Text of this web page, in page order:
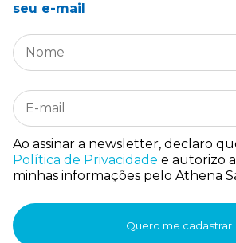
seu e-mail
Ao assinar a newsletter, declaro
Política de Privacidade e autorizo
minhas informações pelo Athena
Quero me cadastrar